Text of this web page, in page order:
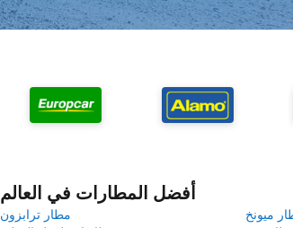
أفضل المطارات في العالم
مطار ترابزون
ميونخ